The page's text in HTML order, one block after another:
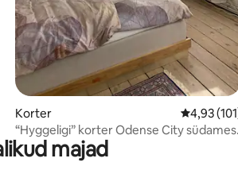
Korter Keskmine
4,93
“Hyggeligi” korter Odense City südames.
majad